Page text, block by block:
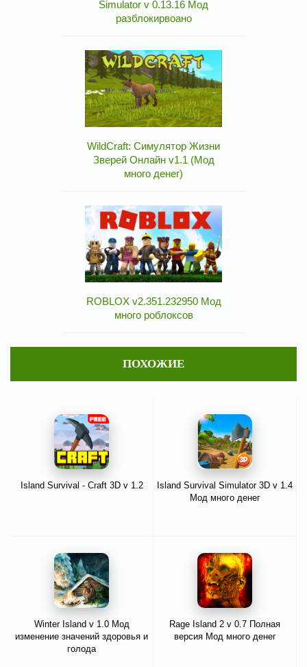
Simulator v 0.13.16 Мод
разблокирвоано
WildCraft: Симулятор Жизни
Зверей Онлайн v1.1 (Мод
много денег)
ROBLOX v2.351.232950 Мод
много роблоксов
ПОХОЖИЕ
Island Survival - Craft 3D v 1.2
Island Survival Simulator 3D v 1.4
Мод много денег
Winter Island v 1.0 Мод
изменение значений здоровья и
голода
Rage Island 2 v 0.7 Полная
версия Мод много денег